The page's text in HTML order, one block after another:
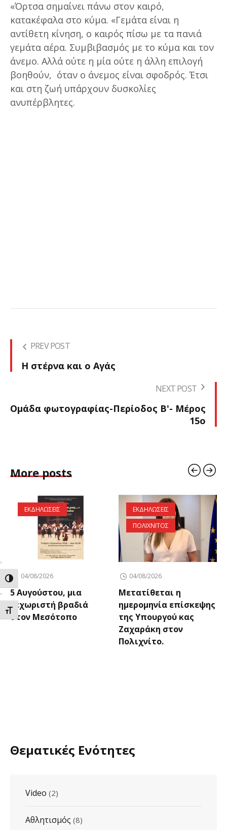
ΕΝΑΛΛΑΓΗ ΥΨΗΛΗΣ ΑΝΤΙΘΕΣΗΣ
ΕΝΑΛΛΑΓΗ ΜΕΓΕΘΟΥΣ ΓΡΑΜΜΑΤΩΝ
«Όρτσα σημαίνει πάνω στον καιρό,
κατακέφαλα στο κύμα. «Γεμάτα είναι η
αντίθετη κίνηση, ο καιρός πίσω με τα πανιά
γεμάτα αέρα. Συμβιβασμός με το κύμα και τον
άνεμο. Αλλά ούτε η μία ούτε η άλλη επιλογή
βοηθούν, όταν ο άνεμος είναι σφοδρός. Έτσι
και στη ζωή υπάρχουν δυσκολίες
ανυπέρβλητες.
PREV POST
Η στέρνα και ο Αγάς
NEXT POST
Ομάδα φωτογραφίας-Περίοδος Β'- Μέρος
15ο
More posts
ΕΚΔΗΛΩΣΕΙΣ
04/08/2026
5 Αυγούστου, μια
ξεχωριστή βραδιά
στον Μεσότοπο
ΕΚΔΗΛΩΣΕΙΣ
ΠΟΛΙΧΝΙΤΟΣ
04/08/2026
Μετατίθεται η
ημερομηνία επίσκεψης
της Υπουργού κας
Ζαχαράκη στον
Πολιχνίτο.
Θεματικές Ενότητες
Video (2)
Αθλητισμός (8)